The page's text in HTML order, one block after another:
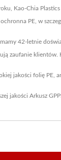
Kao-Chia
PE, w
42-letnie
zaufanie
jakości folię PE,
jakości Arkusz